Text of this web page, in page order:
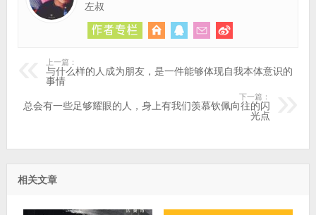
左叔
上一篇：
与什么样的人成为朋友，是一件能够体现自我本体意识的
事情
下一篇：
总会有一些足够耀眼的人，身上有我们羡慕钦佩向往的闪
光点
相关文章